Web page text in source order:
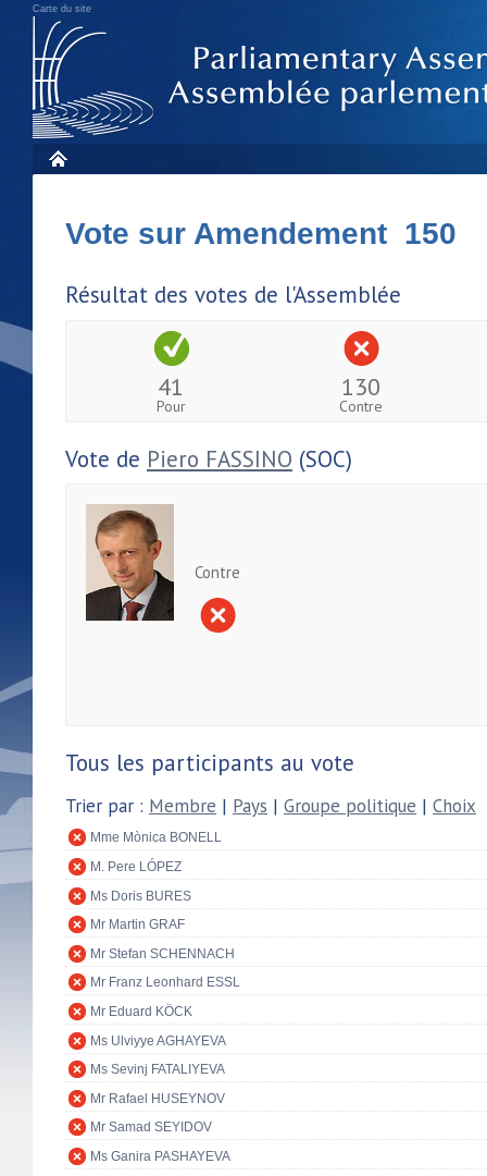
Carte du site
Vote sur Amendement 150
Résultat des votes de l'Assemblée
41
Pour
130
Contre
Vote de Piero FASSINO (SOC)
Contre
Tous les participants au vote
Trier par : Membre | Pays | Groupe politique | Choix
Mme Mònica BONELL
M. Pere LÓPEZ
Ms Doris BURES
Mr Martin GRAF
Mr Stefan SCHENNACH
Mr Franz Leonhard ESSL
Mr Eduard KÖCK
Ms Ulviyye AGHAYEVA
Ms Sevinj FATALIYEVA
Mr Rafael HUSEYNOV
Mr Samad SEYIDOV
Ms Ganira PASHAYEVA